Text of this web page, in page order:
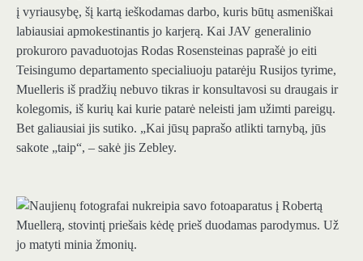
į vyriausybę, šį kartą ieškodamas darbo, kuris būtų asmeniškai
labiausiai apmokestinantis jo karjerą. Kai JAV generalinio
prokuroro pavaduotojas Rodas Rosensteinas paprašė jo eiti
Teisingumo departamento specialiuoju patarėju Rusijos tyrime,
Muelleris iš pradžių nebuvo tikras ir konsultavosi su draugais ir
kolegomis, iš kurių kai kurie patarė neleisti jam užimti pareigų.
Bet galiausiai jis sutiko. „Kai jūsų paprašo atlikti tarnybą, jūs
sakote „taip“, – sakė jis Zebley.